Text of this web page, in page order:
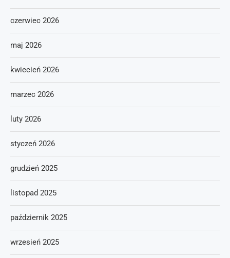
czerwiec 2026
maj 2026
kwiecień 2026
marzec 2026
luty 2026
styczeń 2026
grudzień 2025
listopad 2025
październik 2025
wrzesień 2025